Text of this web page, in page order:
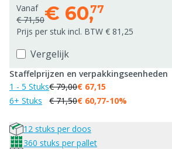
Vanaf
€ 71,50€ 60,77
Prijs per stuk incl. BTW € 81,25
Vergelijk
Staffelprijzen en verpakkingseenheden
1 - 5 Stuks
6+ Stuks
€ 79,00
€ 71,50
€ 67,15
€ 60,77-10%
12 stuks per doos
360 stuks per pallet